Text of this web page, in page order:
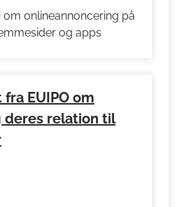
om onlineannoncering på
og apps
EUIPO om
deres relation til